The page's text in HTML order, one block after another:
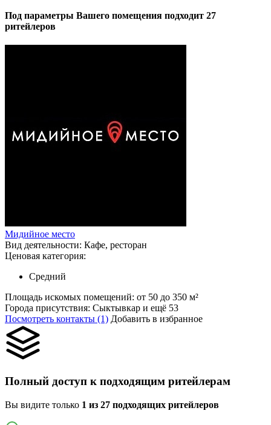
Под параметры Вашего помещения подходит 27
ритейлеров
Мидийное место
Вид деятельности: Кафе, ресторан
Ценовая категория:
Средний
Площадь искомых помещений: от 50 до 350 м²
Города присутствия: Сыктывкар и ещё 53
Посмотреть контакты (1) Добавить в избранное
Полный доступ к подходящим ритейлерам
Вы видите только 1 из 27 подходящих ритейлеров